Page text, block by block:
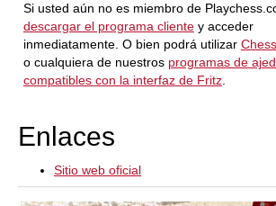
Si usted aún no es miembro de
descargar el programa clientey acceder
inmediatamente. O bien podrá utilizar
o cualquiera de nuestros programas de
compatibles con la interfaz de Fritz.
Enlaces
Sitio web oficial